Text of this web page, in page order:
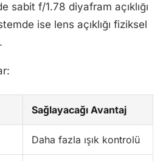
sabit f/1.78 diyafram açıklığı
ise lens açıklığı fiziksel
Sağlayacağı Avantaj
Daha fazla ışık kontrolü